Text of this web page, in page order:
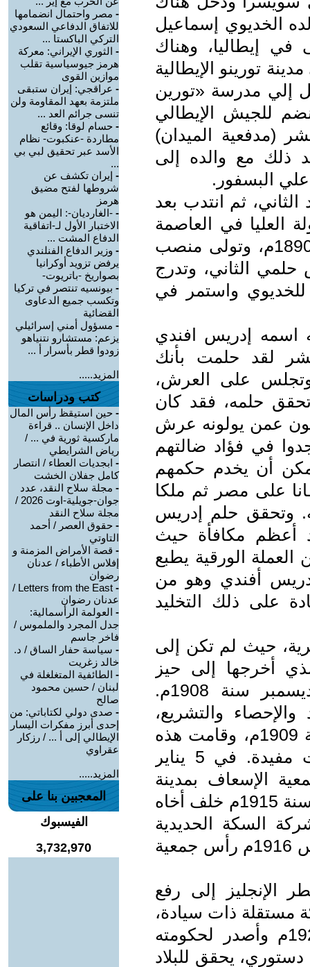
الخديوي إسماعيل
في إيطاليا، وهناك
تورينو الإيطالية
إلي مدرسة «تورين
منها سنة 1888م وانضم للجيش الإيطالي
(مدفعية الميدان)
ذلك مع والده إلى
البسفور.
ثم انتدب بعد
العليا في العاصمة
النمساوية فيينا. عاد إلى مصر سنة 1890م، وتولى منصب
الثاني، وتدرج
واستمر في
اسمه إدريس افندي
لقد حلمت بأنك
على العرش،
حلمه، فقد كان
عمن يولونه عرش
في فؤاد ضالتهم
أن يخدم حكمهم
على مصر ثم ملكا
وتحقق حلم إدريس
أعظم مكافأة حيث
الورقية يطبع
أفندي وهو من
على ذلك التخليد
حيث لم تكن إلى
الذي أخرجها إلى حيز
الوجود واحتفل بافتتاحها في 21 ديسمبر سنة 1908م.
والتشريع،
وقد افتتحها باحتفال في 8 أبريل سنة 1909م، وقامت هذه
الجمعية بمحاضرات عديدة ومباحثات مفيدة. في 5 يناير
جمعية الإسعاف بمدينة
القاهرة رئيسًا للجمعية. في 6 فبراير سنة 1915م خلف أخاه
السكة الحديدية
البلجيكية بالوجه البحري. وفي 2 مارس 1916م رأس جمعية
ثورة 1919م واضطر الإنجليز إلى رفع
مستقلة ذات سيادة،
فأعلن الاستقلال في 15 مارس 1922م وأصدر لحكومته
يحقق للبلاد
- مصر واحتمال انضمامها
للاتفاق الدفاعي السعودي
التركي الباكستا ...
- الثوري الإيراني: معركة
هرمز جيوسياسية تقلب
موازين القوى
- عراقجي: إيران ستبقى
ملتزمة بعهد المقاومة ولن
تنسى جرائم العد ...
- حسام لوقا: وقائع
مطاردة -عنكبوت- نظام
الأسد عبر تحقيق لبي بي
...
- إيران تكشف عن
شروطها لفتح مضيق
هرمز
- -الغارديان-: اليمن هو
الاختبار الأول لـ-اتفاقية
الدفاع المشت ...
- وزير الدفاع الفنلندي
يرفض تزويد أوكرانيا
بصواريخ -باتريوت-
- بيونسيه تنتصر في تركيا
وتكسب جميع الدعاوى
القضائية
- مسؤول أمني إسرائيلي
يزعم: مستشارو نتنياهو
زودوا قطر بأسرار أ ...
المزيد.....
كتب ودراسات
- حين استيقظ رأس المال
داخل الإنسان .. قراءة
ماركسية ثورية في ... /
رياض الشرايطي
- ابجديات العطاء / انتصار
كامل جفلان الخشت
- مجلة سلاح النقد، عدد
جوان-جويلية-اوت 2026 /
مجلة سلاح النقد
- حقوق العصر / أحمد
التاوتي
- قصة الأمراض المزمنة و
إفلاس الأطباء / عدنان
رضوان
-
Letters from the East /
عدنان رضوان
- العولمة الرأسمالية:
جدل المجرد والملموس /
فاخر جاسم
- سياسة حفار الساق / د.
خالد زغريت
- الطائفية المتغلغلة في
لبنان / حسين محمود
صالح
- صدى دولي لكتاباتي: من
إحدى أبرز مفكرات اليسار
الإيطالي إلى أ ... / رزكار
عقراوي
المزيد.....
المعجبين بنا على
الفيسبوك
3,732,970